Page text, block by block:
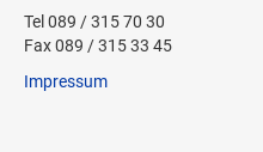
Tel 089 / 315 70 30
Fax 089 / 315 33 45
Impressum